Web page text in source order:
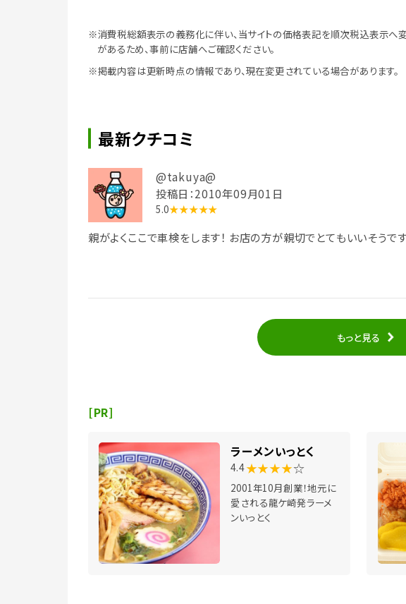
※消費税総額表示の義務化に伴い、当サイトの価格表記を順次税込表示へ
があるため、事前に店舗へご確認ください。
※掲載内容は更新時点の情報であり、現在変更されている場合があります。
最新クチコミ
@takuya@
投稿日：2010年09月01日
5.0★★★★★
もっと見る
[PR]
ラーメンいっとく
4.4★★★★☆
2001年10月創業！地元に
愛される龍ケ崎発ラーメ
ンいっとく